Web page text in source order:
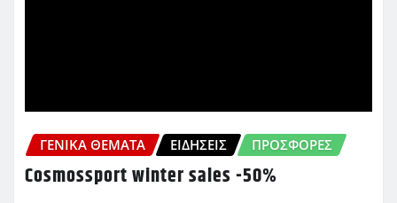
ΓΕΝΙΚΑ ΘΕΜΑΤΑ ΕΙΔΗΣΕΙΣ ΠΡΟΣΦΟΡΈΣ
Cosmossport winter sales -50%